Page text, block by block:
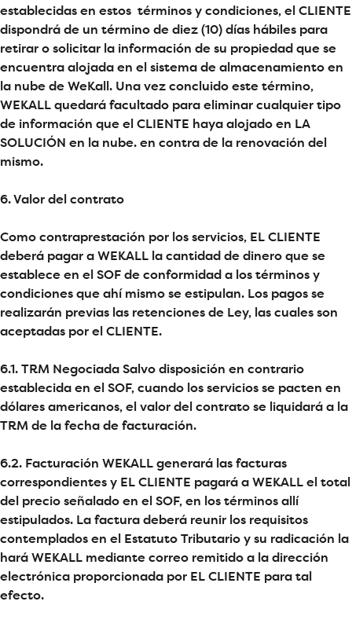
establecidas en estos términos y condiciones, el CLIENTE
dispondrá de un término de diez (10) días hábiles para
retirar o solicitar la información de su propiedad que se
encuentra alojada en el sistema de almacenamiento en
la nube de WeKall. Una vez concluido este término,
WEKALL quedará facultado para eliminar cualquier tipo
de información que el CLIENTE haya alojado en LA
SOLUCIÓN en la nube. en contra de la renovación del
mismo.
6. Valor del contrato
Como contraprestación por los servicios, EL CLIENTE
deberá pagar a WEKALL la cantidad de dinero que se
establece en el SOF de conformidad a los términos y
condiciones que ahí mismo se estipulan. Los pagos se
realizarán previas las retenciones de Ley, las cuales son
aceptadas por el CLIENTE.
6.1. TRM Negociada Salvo disposición en contrario
establecida en el SOF, cuando los servicios se pacten en
dólares americanos, el valor del contrato se liquidará a la
TRM de la fecha de facturación.
6.2. Facturación WEKALL generará las facturas
correspondientes y EL CLIENTE pagará a WEKALL el total
del precio señalado en el SOF, en los términos allí
estipulados. La factura deberá reunir los requisitos
contemplados en el Estatuto Tributario y su radicación la
hará WEKALL mediante correo remitido a la dirección
electrónica proporcionada por EL CLIENTE para tal
efecto.